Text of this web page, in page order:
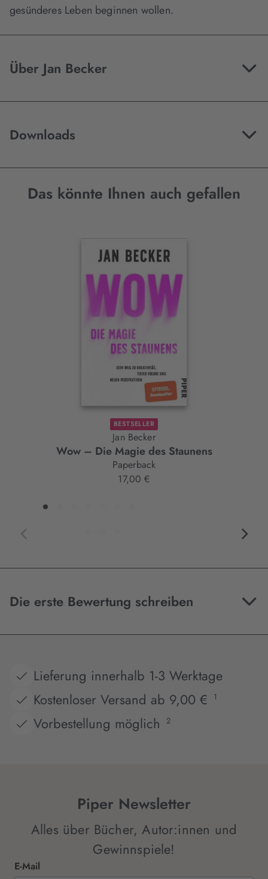
gesünderes Leben beginnen wollen.
Über Jan Becker
Downloads
Das könnte Ihnen auch gefallen
BESTSELLER
Jan Becker
Wow – Die Magie des Staunens
Paperback
17,00 €
Die erste Bewertung schreiben
Lieferung innerhalb 1-3 Werktage
Kostenloser Versand ab 9,00 €
1
Vorbestellung möglich 2
Piper Newsletter
Alles über Bücher, Autor:innen und
Gewinnspiele!
E-Mail